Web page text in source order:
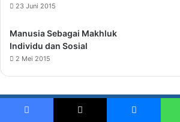
23 Juni 2015
Manusia Sebagai Makhluk
Individu dan Sosial
2 Mei 2015
© Copyright 2026, All Rights Reserved |